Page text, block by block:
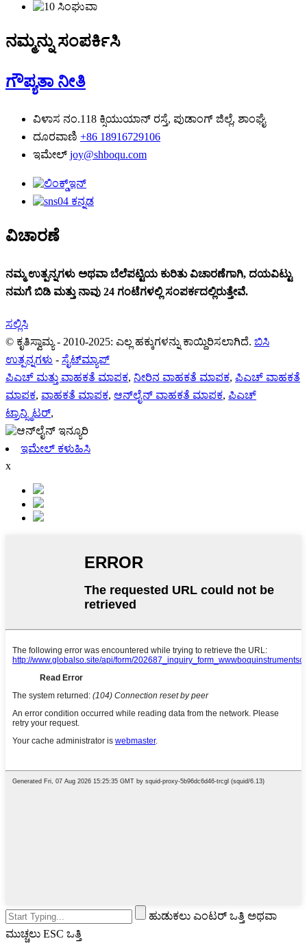
ನಮ್ಮನ್ನು ಸಂಪರ್ಕಿಸಿ
ಗೌಪ್ಯತಾ ನೀತಿ
ವಿಳಾಸ ನಂ.118 ಕ್ಸಿಯುಯಾನ್ ರಸ್ತೆ, ಪುಡಾಂಗ್ ಜಿಲ್ಲೆ, ಶಾಂಘೈ
ದೂರವಾಣಿ +86 18916729106
ಇಮೇಲ್ joy@shboqu.com
ವಿಚಾರಣೆ
ನಮ್ಮ ಉತ್ಪನ್ನಗಳು ಅಥವಾ ಬೆಲೆಪಟ್ಟಿಯ ಕುರಿತು ವಿಚಾರಣೆಗಾಗಿ, ದಯವಿಟ್ಟು
ನಮಗೆ ಬಿಡಿ ಮತ್ತು ನಾವು 24 ಗಂಟೆಗಳಲ್ಲಿ ಸಂಪರ್ಕದಲ್ಲಿರುತ್ತೇವೆ.
ಸಲ್ಲಿಸಿ
© ಕೃತಿಸ್ವಾಮ್ಯ - 2010-2025: ಎಲ್ಲ ಹಕ್ಕುಗಳನ್ನು ಕಾಯ್ದಿರಿಸಲಾಗಿದೆ. ಬಿಸಿ
ಉತ್ಪನ್ನಗಳು - ಸೈಟ್‌ಮ್ಯಾಪ್
ಪಿಎಚ್ ಮತ್ತು ವಾಹಕತೆ ಮಾಪಕ, ನೀರಿನ ವಾಹಕತೆ ಮಾಪಕ, ಪಿಎಚ್ ವಾಹಕತೆ
ಮಾಪಕ, ವಾಹಕತೆ ಮಾಪಕ, ಆನ್‌ಲೈನ್ ವಾಹಕತೆ ಮಾಪಕ, ಪಿಎಚ್
ಟ್ರಾನ್ಸ್ಮಿಟರ್,
ಇಮೇಲ್ ಕಳುಹಿಸಿ
x
ಹುಡುಕಲು ಎಂಟರ್ ಒತ್ತಿ ಅಥವಾ
ಮುಚ್ಚಲು ESC ಒತ್ತಿ